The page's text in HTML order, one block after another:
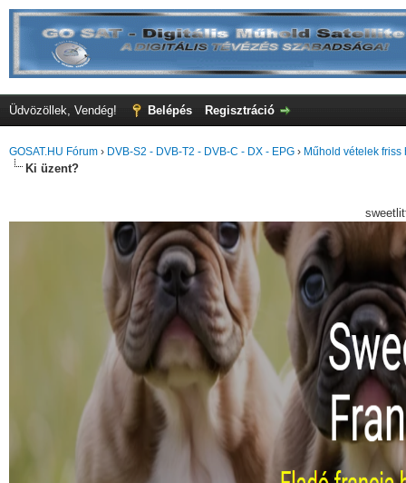
Üdvözöllek, Vendég! Belépés Regisztráció
GOSAT.HU Fórum › DVB-S2 - DVB-T2 - DVB-C - DX - EPG › Műhold vételek friss
Ki üzent?